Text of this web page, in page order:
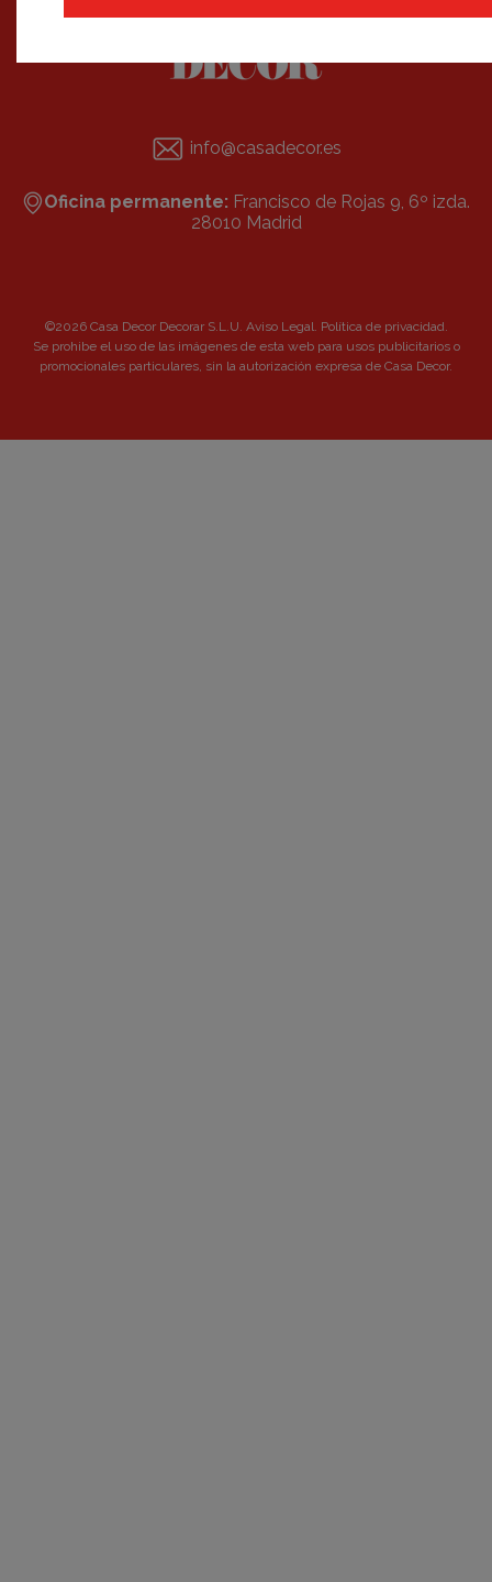
info@casadecor.es
Oficina permanente: Francisco de Rojas 9, 6º izda.
28010 Madrid
©2026 Casa Decor Decorar S.L.U. Aviso Legal. Política de privacidad.
Se prohibe el uso de las imágenes de esta web para usos publicitarios o
promocionales particulares, sin la autorización expresa de Casa Decor.